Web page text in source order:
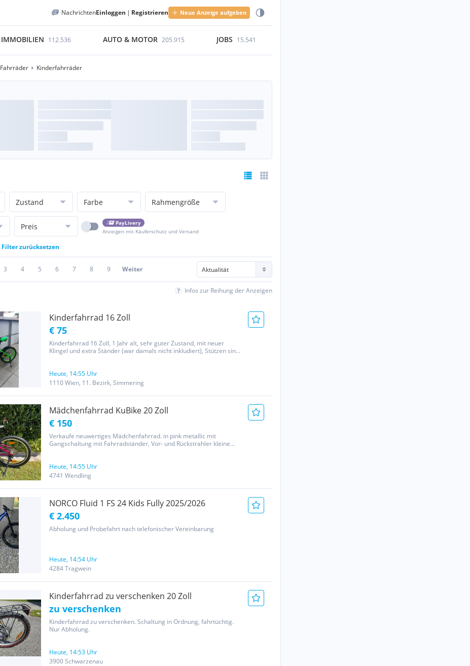
NachrichtenEinloggen | Registrieren Neue Anzeige aufgeben
IMMOBILIEN 112.536 AUTO & MOTOR 205.915 JOBS 15.541
Fahrräder Kinderfahrräder
Zustand Farbe Rahmengröße
Preis
PayLivery
Anzeigen mit Käuferschutz und Versand
Filter zurücksetzen
3 4 5 6 7 8 9 Weiter
Infos zur Reihung der Anzeigen
Kinderfahrrad 16 Zoll
€ 75
Kinderfahrrad 16 Zoll, 1 Jahr alt, sehr guter Zustand, mit neuer
Klingel und extra Ständer (war damals nicht inkludiert), Stützen sind
Heute, 14:55 Uhr
1110 Wien, 11. Bezirk, Simmering
Mädchenfahrrad KuBike 20 Zoll
€ 150
Verkaufe neuwertiges Mädchenfahrrad. in pink metallic mit
Gangschaltung mit Fahrradständer, Vor- und Rückstrahler kleine
Heute, 14:55 Uhr
4741 Wendling
NORCO Fluid 1 FS 24 Kids Fully 2025/2026
€ 2.450
Abholung und Probefahrt nach telefonischer Vereinbarung
Heute, 14:54 Uhr
4284 Tragwein
Kinderfahrrad zu verschenken 20 Zoll
zu verschenken
Kinderfahrrad zu verschenken. Schaltung in Ordnung, fahrtüchtig.
Nur Abholung.
Heute, 14:53 Uhr
3900 Schwarzenau